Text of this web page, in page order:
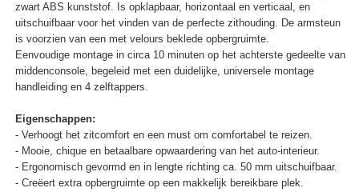
zwart ABS kunststof. Is opklapbaar, horizontaal en verticaal, en
uitschuifbaar voor het vinden van de perfecte zithouding. De armsteun
is voorzien van een met velours beklede opbergruimte.
Eenvoudige montage in circa 10 minuten op het achterste gedeelte van
middenconsole, begeleid met een duidelijke, universele montage
handleiding en 4 zelftappers.
Eigenschappen:
- Verhoogt het zitcomfort en een must om comfortabel te reizen.
- Mooie, chique en betaalbare opwaardering van het auto-interieur.
- Ergonomisch gevormd en in lengte richting ca. 50 mm uitschuifbaar.
- Creëert extra opbergruimte op een makkelijk bereikbare plek.